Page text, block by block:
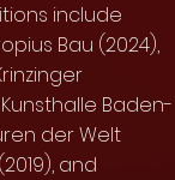
include
Bau (2024),
Baden-
der Welt
and